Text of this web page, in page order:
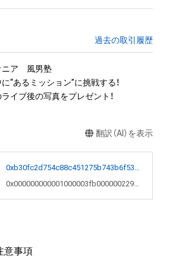
過去の取引履歴
ア　風男塾
“あるミッション”に挑戦する！
イブ後の写真をプレゼント！
翻訳（AI）を表示
0xb30fc2d754c88c451275b743b6f530f19f643683
0x000000000001000003fb000000229ede
意事項